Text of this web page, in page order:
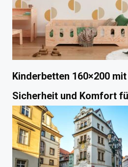
Kinderbetten 160×200
Sicherheit und Komfort